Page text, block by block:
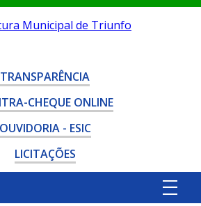
TRANSPARÊNCIA
CHEQUE ONLINE
OUVIDORIA - ESIC
LICITAÇÕES